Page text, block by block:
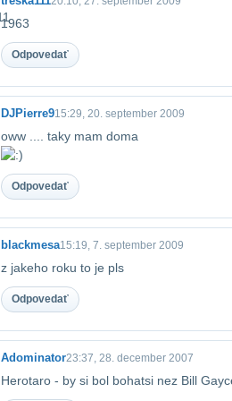
1963
Odpovedať
DJPierre915:29, 20. september 2009
oww .... taky mam doma
Odpovedať
blackmesa15:19, 7. september 2009
z jakeho roku to je pls
Odpovedať
Adominator23:37, 28. december 2007
Herotaro - by si bol bohatsi nez Bill